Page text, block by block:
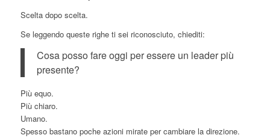
Scelta dopo scelta.
Se leggendo queste righe ti sei riconosciuto, chiediti:
Cosa posso fare oggi per essere un leader più
presente?
Più equo.
Più chiaro.
Umano.
Spesso bastano poche azioni mirate per cambiare la direzione.